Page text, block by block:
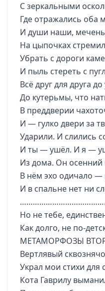
С зеркальными
Где отражались оба
И души наши,
На цыпочках
Убрать с дороги
И пыль стереть с
Всё друг для друга до
До кутерьмы, что
В преддверии
И — гулко двери за
Ударили. И слились
И ты — ушёл. И я —
Из дома. Он осенний
В нём эхо одичало —
И в спальне нет ни
Но не тебе,
Как долго, не по-
МЕТАМОРФОЗЫ
Вертлявый
Украл мои стихи для
Кота Гаврилу